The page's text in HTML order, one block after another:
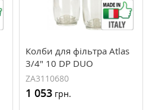
Колби для фільтра Atlas
3/4" 10 DP DUO
ZA3110680
1 053 грн.